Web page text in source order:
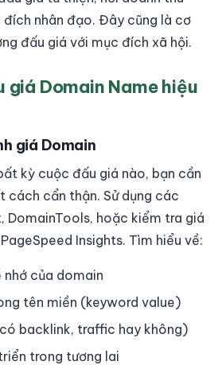
nhân đạo. Đây cũng là cơ
đấu giá với mục đích xã hội.
giá Domain Name hiệu
giá Domain
kỳ cuộc đấu giá nào, bạn cần
cách cẩn thận. Sử dụng các
DomainTools, hoặc kiểm tra giá
Insights. Tìm hiểu về:
của domain
tên miền (keyword value)
backlink, traffic hay không)
trong tương lai